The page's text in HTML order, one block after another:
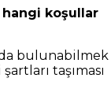
koşullar
bulunabilmek
taşıması